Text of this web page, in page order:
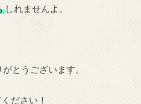
しれませんよ。
とうございます。
ださい！